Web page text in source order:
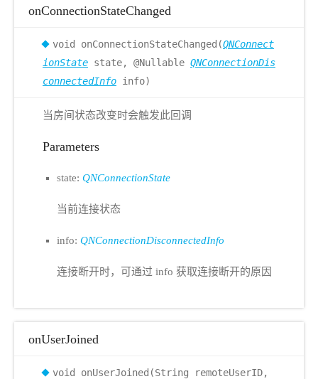
onConnectionStateChanged
void onConnectionStateChanged(QNConnect
ionState state, @Nullable QNConnectionDis
connectedInfo info)
当房间状态改变时会触发此回调
Parameters
state: QNConnectionState
当前连接状态
info: QNConnectionDisconnectedInfo
连接断开时，可通过 info 获取连接断开的原因
onUserJoined
void onUserJoined(String remoteUserID,